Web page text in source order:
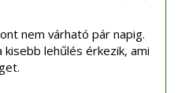
nem várható pár napig.
lehűlés érkezik, ami